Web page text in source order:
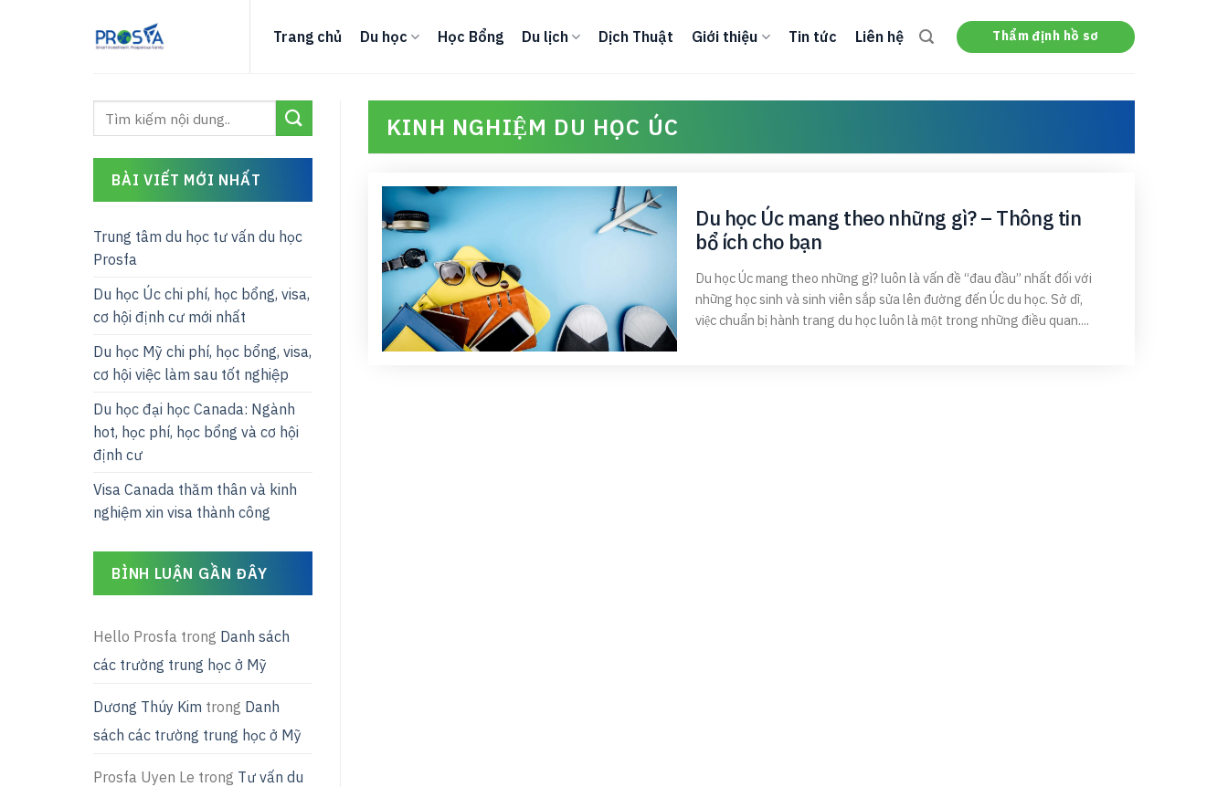
Trang chủ Du học Học Bổng Du lịch Dịch Thuật Giới thiệu Tin tức Liên hệ Thẩm định hồ sơ
BÀI VIẾT MỚI NHẤT
Trung tâm du học tư vấn du học
Prosfa
Du học Úc chi phí, học bổng, visa,
cơ hội định cư mới nhất
Du học Mỹ chi phí, học bổng, visa,
cơ hội việc làm sau tốt nghiệp
Du học đại học Canada: Ngành
hot, học phí, học bổng và cơ hội
định cư
Visa Canada thăm thân và kinh
nghiệm xin visa thành công
BÌNH LUẬN GẦN ĐÂY
Hello Prosfa trong Danh sách
các trường trung học ở Mỹ
Dương Thúy Kim trong Danh
sách các trường trung học ở Mỹ
Prosfa Uyen Le trong Tư vấn du
KINH NGHIỆM DU HỌC ÚC
Du học Úc mang theo những gì? – Thông tin
bổ ích cho bạn
Du học Úc mang theo những gì? luôn là vấn đề “đau đầu” nhất đối với
những học sinh và sinh viên sắp sửa lên đường đến Úc du học. Sở dĩ,
việc chuẩn bị hành trang du học luôn là một trong những điều quan....